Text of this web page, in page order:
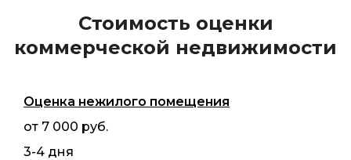
Стоимость оценки
коммерческой недвижимости
Оценка нежилого помещения
от 7 000 руб.
3-4 дня